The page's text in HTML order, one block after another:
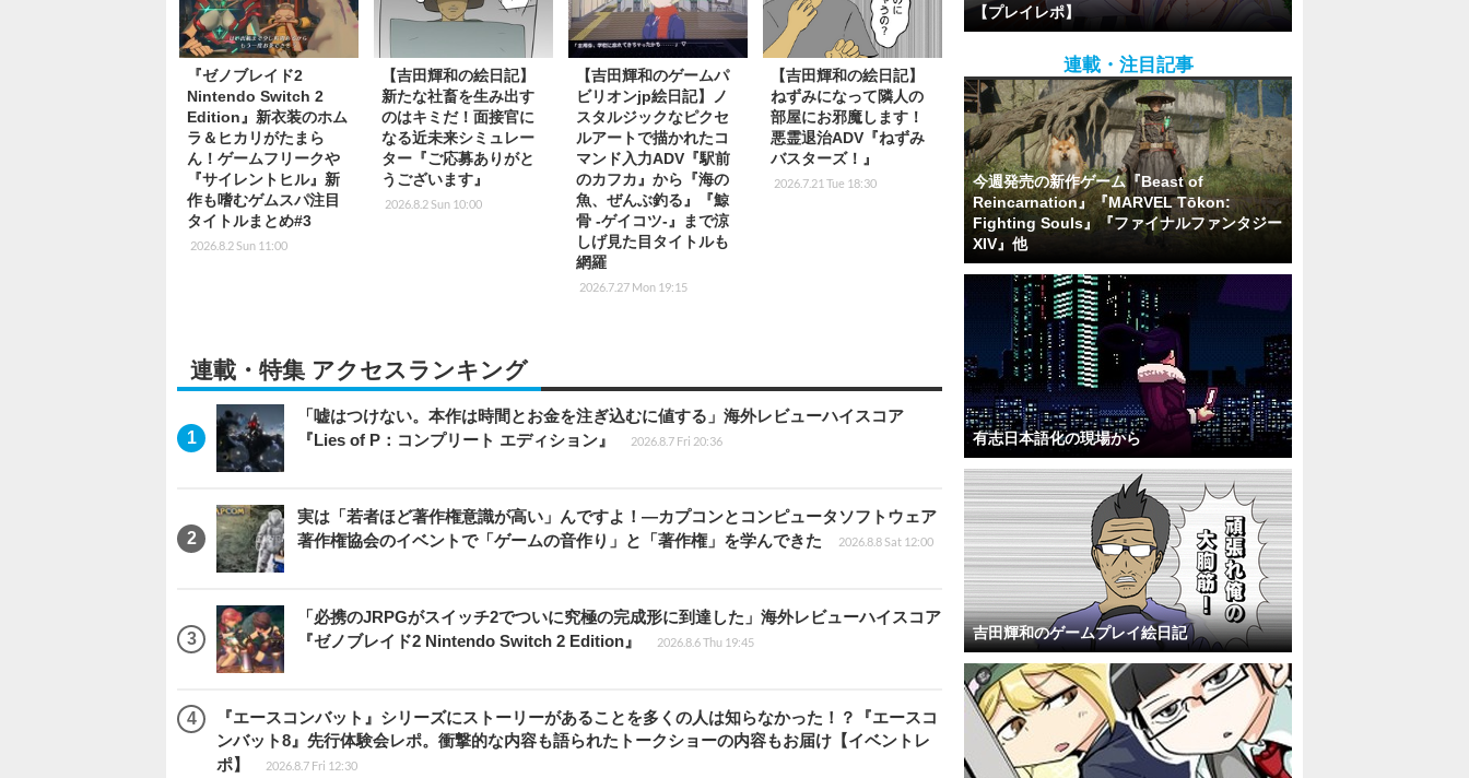
『ゼノブレイド2
Nintendo Switch 2
Edition』新衣装のホム
ラ＆ヒカリがたまら
ん！ゲームフリークや
『サイレントヒル』新
作も嗜むゲムスパ注目
タイトルまとめ#3
2026.8.2 Sun 11:00
【吉田輝和の絵日記】
新たな社畜を生み出す
のはキミだ！面接官に
なる近未来シミュレー
ター『ご応募ありがと
うございます』
2026.8.2 Sun 10:00
【吉田輝和のゲームパ
ビリオンjp絵日記】ノ
スタルジックなピクセ
ルアートで描かれたコ
マンド入力ADV『駅前
のカフカ』から『海の
魚、ぜんぶ釣る』『鯨
骨 -ゲイコツ-』まで涼
しげ見た目タイトルも
網羅
2026.7.27 Mon 19:15
【吉田輝和の絵日記】
ねずみになって隣人の
部屋にお邪魔します！
悪霊退治ADV『ねずみ
バスターズ！』
2026.7.21 Tue 18:30
連載・特集 アクセスランキング
「嘘はつけない。本作は時間とお金を注ぎ込むに値する」海外レビューハイスコア
『Lies of P：コンプリート エディション』
2026.8.7 Fri 20:36
実は「若者ほど著作権意識が高い」んですよ！―カプコンとコンピュータソフトウェア
著作権協会のイベントで「ゲームの音作り」と「著作権」を学んできた
2026.8.8 Sat 12:00
「必携のJRPGがスイッチ2でついに究極の完成形に到達した」海外レビューハイスコア
『ゼノブレイド2 Nintendo Switch 2 Edition』
2026.8.6 Thu 19:45
『エースコンバット』シリーズにストーリーがあることを多くの人は知らなかった！？『エースコ
ンバット8』先行体験会レポ。衝撃的な内容も語られたトークショーの内容もお届け【イベントレ
ポ】
2026.8.7 Fri 12:30
【プレイレポ】
連載・注目記事
今週発売の新作ゲーム『Beast of
Reincarnation』『MARVEL Tōkon:
Fighting Souls』『ファイナルファンタジー
XIV』他
有志日本語化の現場から
吉田輝和のゲームプレイ絵日記